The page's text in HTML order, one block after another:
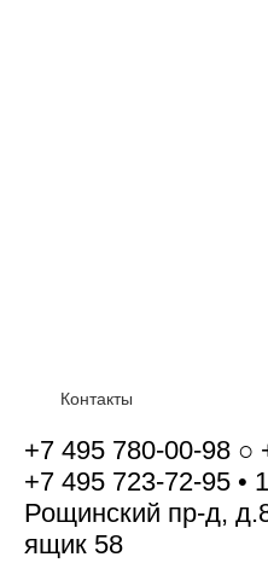
Контакты
+7 495 780-00-98 ○
+7 495 723-72-95 •
Рощинский пр-д,
ящик 58